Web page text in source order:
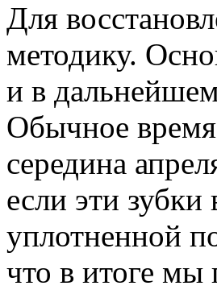
Для
методику.
и в
Обычное время
середина
если эти
уплотненной
что в итоге мы